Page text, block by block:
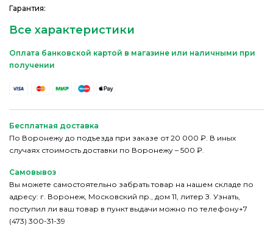
Гарантия:
Все характеристики
Оплата банковской картой в магазине или наличными при
получении
Бесплатная доставка
По Воронежу до подъезда при заказе от 20 000 ₽. В иных
случаях стоимость доставки по Воронежу – 500 ₽.
Самовывоз
Вы можете самостоятельно забрать товар на нашем складе по
адресу: г. Воронеж, Московский пр., дом 11, литер З. Узнать,
поступил ли ваш товар в пункт выдачи можно по телефону+7
(473) 300-31-39